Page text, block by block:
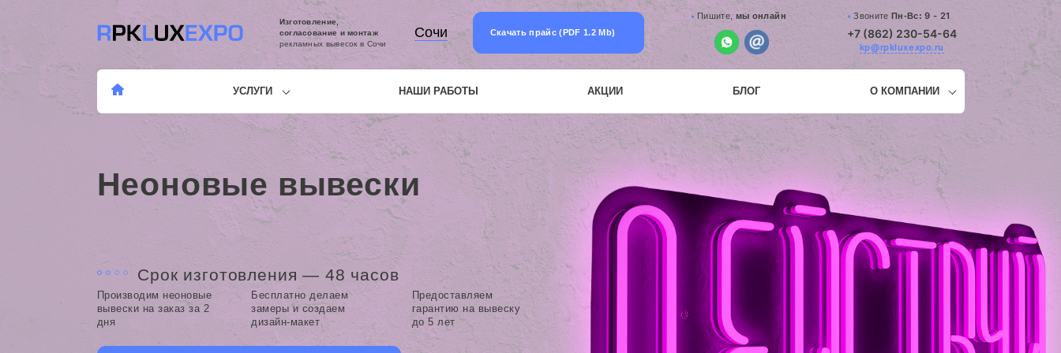
Изготовление,
согласование и монтаж
рекламных вывесок в Сочи
Сочи Скачать прайс (PDF 1.2 Mb)
Пишите,мы онлайн ЗвонитеПн-Вс:9 - 21
+7 (862) 230-54-64
kp@rpkluxexpo.ru
УСЛУГИ НАШИ РАБОТЫ АКЦИИ БЛОГ О КОМПАНИИ
Неоновые вывески
Срок изготовления — 48 часов
Производим неоновые
вывески на заказ за 2
дня
Бесплатно делаем
замеры и создаем
дизайн-макет
Предоставляем
гарантию на вывеску
до 5 лет